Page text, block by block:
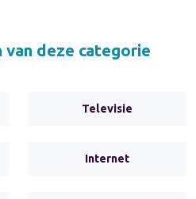
deze categorie
Televisie
Internet